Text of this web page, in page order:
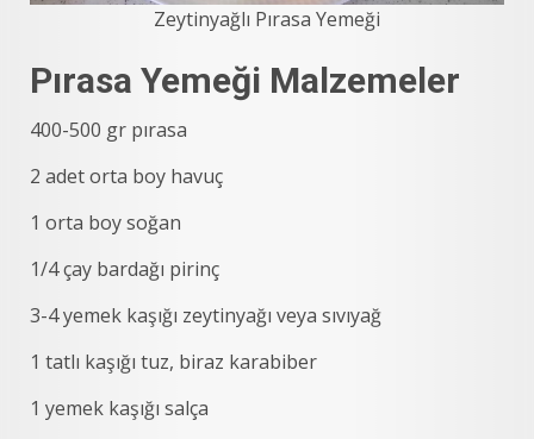
Zeytinyağlı Pırasa Yemeği
Pırasa Yemeği Malzemeler
400-500 gr pırasa
2 adet orta boy havuç
1 orta boy soğan
1/4 çay bardağı pirinç
3-4 yemek kaşığı zeytinyağı veya sıvıyağ
1 tatlı kaşığı tuz, biraz karabiber
1 yemek kaşığı salça